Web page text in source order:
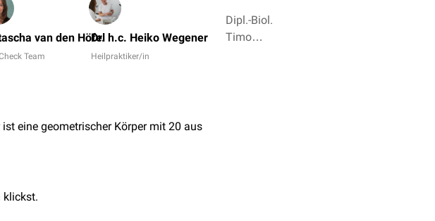
van den Höfel
Team
Dr. h.c. Heiko Wegener
Heilpraktiker/in
Dipl.-Biol.
Timo
ist eine geometrischer Körper mit 20 aus
klickst.